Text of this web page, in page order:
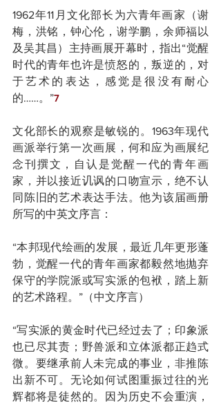
1962年11月文化部长为六青年画家（谢
梅，洪铭，钟心伦，谢学鹏，余师福以
及吴其昌）主持画展开幕时，指出“觉醒
时代的青年也许是愤怒的，叛逆的，对
于艺术的表达，感觉是很没有耐心
的……。”7
文化部长的观察是敏锐的。1963年现代
画派举行第一次画展，何和应为画展纪
念刊撰文，自认是觉醒一代的青年画
家，并以接近讥讽的口吻宣示，绝不认
同陈旧的艺术表达手法。他为该届画册
所写的中英文序言：
“本邦现代绘画的发展，最近几年更形蓬
勃，觉醒一代的青年画家都毅然地抛弃
保守的学院派或写实派的包袱，踏上新
的艺术路程。”（中文序言）
“写实派的黄金时代已经过去了；印象派
也已尽其责；野兽派和立体派都正趋式
微。要继承前人未完成的事业，非推陈
出新不可。无论如何试图重振过往的光
辉都将是徒然的。因为历史不会重演，